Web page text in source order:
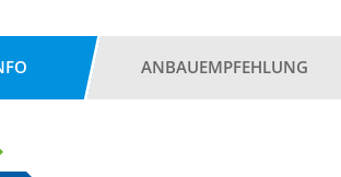
ANBAUEMPFEHLUNG